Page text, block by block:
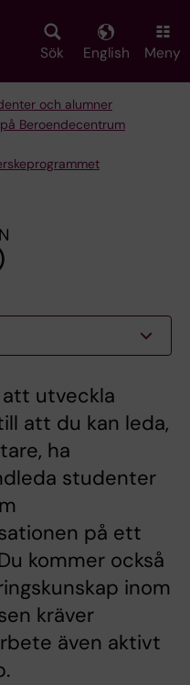
Sök English Meny
och alumner
Beroendecentrum
utveckla
att du kan leda,
ha
studenter
på ett
kommer också
inom
kräver
även aktivt